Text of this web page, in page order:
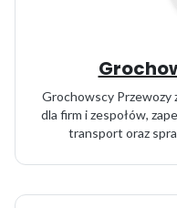
Grochowscy Przewozy
dla firm i zespołów,
transport oraz